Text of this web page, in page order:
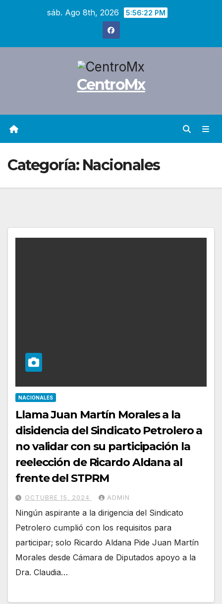
sáb. Ago 8th, 2026 5:56:23 PM
CentroMx
Categoría: Nacionales
NACIONALES
Llama Juan Martín Morales a la
disidencia del Sindicato Petrolero a
no validar con su participación la
reelección de Ricardo Aldana al
frente del STPRM
OCTUBRE 15, 2024 ADMIN
Ningún aspirante a la dirigencia del Sindicato
Petrolero cumplió con los requisitos para
participar; solo Ricardo Aldana Pide Juan Martín
Morales desde Cámara de Diputados apoyo a la
Dra. Claudia…